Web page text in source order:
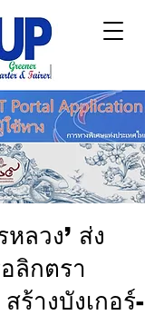
ลวง’ ส่ง
ลิกตรา
ร้างบังเกอร์-